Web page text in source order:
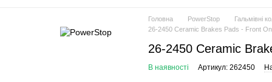
Головна PowerStop
Гальмівні
26-2450 Ceramic Brakes Pads - Front
26-2450 Ceramic
В наявності Артикул: 262450